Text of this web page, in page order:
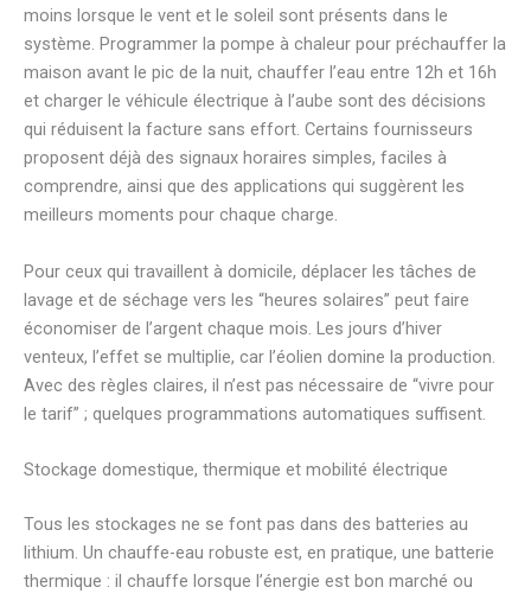
moins lorsque le vent et le soleil sont présents dans le
système. Programmer la pompe à chaleur pour préchauffer la
maison avant le pic de la nuit, chauffer l’eau entre 12h et 16h
et charger le véhicule électrique à l’aube sont des décisions
qui réduisent la facture sans effort. Certains fournisseurs
proposent déjà des signaux horaires simples, faciles à
comprendre, ainsi que des applications qui suggèrent les
meilleurs moments pour chaque charge.
Pour ceux qui travaillent à domicile, déplacer les tâches de
lavage et de séchage vers les “heures solaires” peut faire
économiser de l’argent chaque mois. Les jours d’hiver
venteux, l’effet se multiplie, car l’éolien domine la production.
Avec des règles claires, il n’est pas nécessaire de “vivre pour
le tarif” ; quelques programmations automatiques suffisent.
Stockage domestique, thermique et mobilité électrique
Tous les stockages ne se font pas dans des batteries au
lithium. Un chauffe-eau robuste est, en pratique, une batterie
thermique : il chauffe lorsque l’énergie est bon marché ou